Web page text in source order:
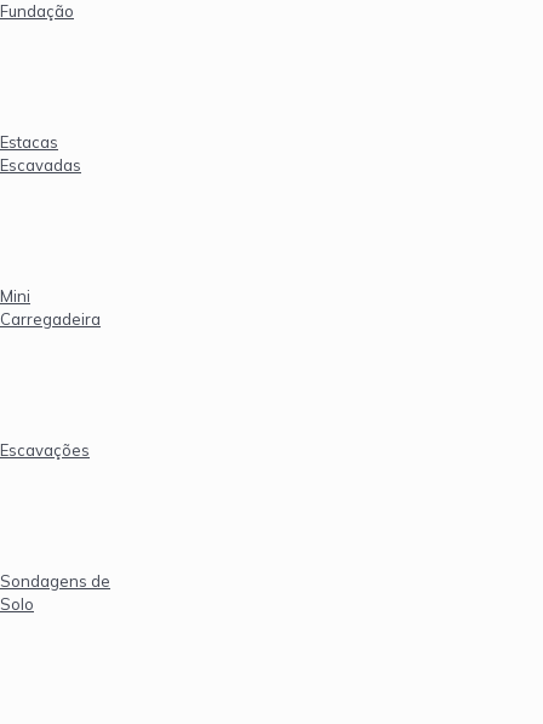
Fundação
Estacas
Escavadas
Mini
Carregadeira
Escavações
Sondagens de
Solo